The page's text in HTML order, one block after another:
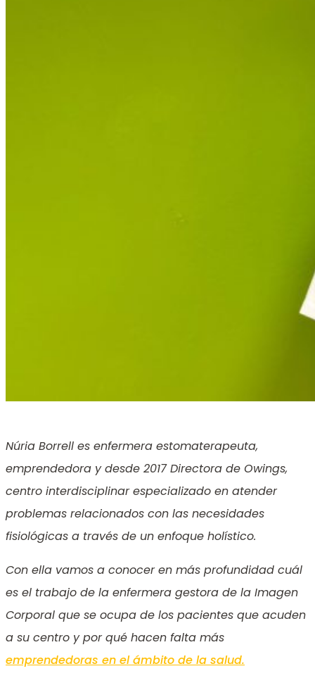
Núria Borrell es enfermera estomaterapeuta,
emprendedora y desde 2017 Directora de Owings,
centro interdisciplinar especializado en atender
problemas relacionados con las necesidades
fisiológicas a través de un enfoque holístico.
Con ella vamos a conocer en más profundidad cuál
es el trabajo de la enfermera gestora de la Imagen
Corporal que se ocupa de los pacientes que acuden
a su centro y por qué hacen falta más
emprendedoras en el ámbito de la salud.